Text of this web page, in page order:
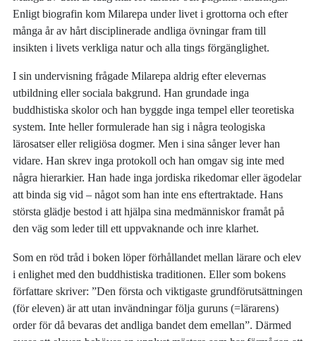
Enligt biografin kom Milarepa under livet i grottorna och efter
många år av hårt disciplinerade andliga övningar fram till
insikten i livets verkliga natur och alla tings förgänglighet.
I sin undervisning frågade Milarepa aldrig efter elevernas
utbildning eller sociala bakgrund. Han grundade inga
buddhistiska skolor och han byggde inga tempel eller teoretiska
system. Inte heller formulerade han sig i några teologiska
lärosatser eller religiösa dogmer. Men i sina sånger lever han
vidare. Han skrev inga protokoll och han omgav sig inte med
några hierarkier. Han hade inga jordiska rikedomar eller ägodelar
att binda sig vid – något som han inte ens eftertraktade. Hans
största glädje bestod i att hjälpa sina medmänniskor framåt på
den väg som leder till ett uppvaknande och inre klarhet.
Som en röd tråd i boken löper förhållandet mellan lärare och elev
i enlighet med den buddhistiska traditionen. Eller som bokens
författare skriver: ”Den första och viktigaste grundförutsättningen
(för eleven) är att utan invändningar följa guruns (=lärarens)
order för då bevaras det andliga bandet dem emellan”. Därmed